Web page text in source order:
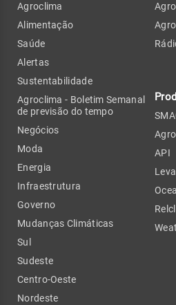
Agroclima
Alimentação
Saúde
Alertas
Sustentabilidade
Agroclima - Boletim Semanal
de previsão do tempo
Negócios
Moda
Energia
Infraestrutura
Governo
Mudanças Climáticas
Sul
Sudeste
Centro-Oeste
Nordeste
API